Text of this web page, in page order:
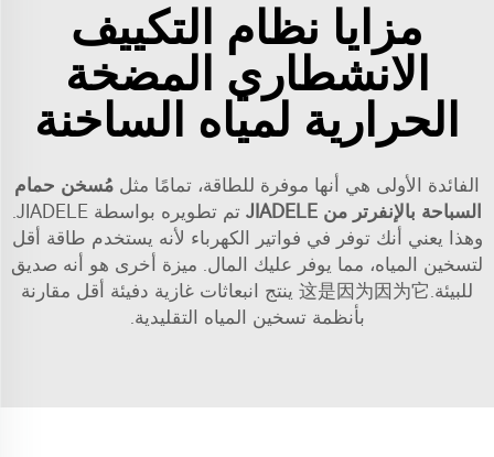
مزايا نظام التكييف
الانشطاري المضخة
الحرارية لمياه الساخنة
الفائدة الأولى هي أنها موفرة للطاقة، تمامًا مثل مُسخن حمام
السباحة بالإنفرتر من JIADELE
تم تطويره بواسطة JIADELE.
وهذا يعني أنك توفر في فواتير الكهرباء لأنه يستخدم طاقة أقل
لتسخين المياه، مما يوفر عليك المال. ميزة أخرى هو أنه صديق
للبيئة.这是因为因为它 ينتج انبعاثات غازية دفيئة أقل مقارنة
بأنظمة تسخين المياه التقليدية.